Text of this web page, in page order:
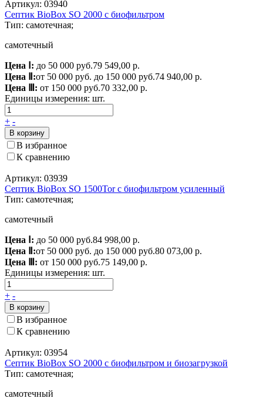
Артикул: 03940
Септик BioBox SO 2000 c биофильтром
Тип: самотечная;
самотечный
Цена Ⅰ: до 50 000 руб.79 549,00 р.
Цена Ⅱ:от 50 000 руб. до 150 000 руб.74 940,00 р.
Цена Ⅲ: от 150 000 руб.70 332,00 р.
Единицы измерения: шт.
+ -
В корзину
В избранное
К сравнению
Артикул: 03939
Септик BioBox SO 1500Tor с биофильтром усиленный
Тип: самотечная;
самотечный
Цена Ⅰ: до 50 000 руб.84 998,00 р.
Цена Ⅱ:от 50 000 руб. до 150 000 руб.80 073,00 р.
Цена Ⅲ: от 150 000 руб.75 149,00 р.
Единицы измерения: шт.
+ -
В корзину
В избранное
К сравнению
Артикул: 03954
Септик BioBox SO 2000 с биофильтром и биозагрузкой
Тип: самотечная;
самотечный